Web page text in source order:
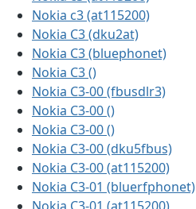
Nokia c3 (at115200)
Nokia C3 (dku2at)
Nokia C3 (bluephonet)
Nokia C3 ()
Nokia C3-00 (fbusdlr3)
Nokia C3-00 ()
Nokia C3-00 ()
Nokia C3-00 (dku5fbus)
Nokia C3-00 (at115200)
Nokia C3-01 (bluerfphonet)